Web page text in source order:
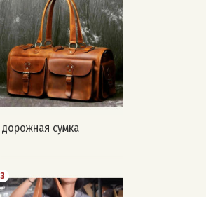
Сегодня в программе
небольшая дорожная
сумка ✂ источник:
leather artisans
дорожная сумка
3